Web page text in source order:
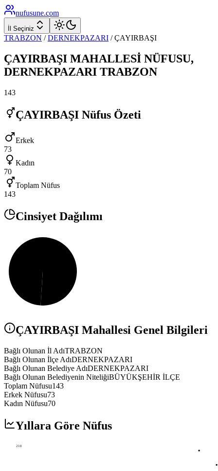
nufusune.com
İl Seçiniz
TRABZON / DERNEKPAZARI /ÇAYIRBAŞI
ÇAYIRBAŞI MAHALLESİ NÜFUSU,
DERNEKPAZARI TRABZON
143
ÇAYIRBAŞI Nüfus Özeti
Erkek
73
Kadın
70
Toplam Nüfus
143
Cinsiyet Dağılımı
ÇAYIRBAŞI Mahallesi Genel Bilgileri
Bağlı Olunan İl AdıTRABZON
Bağlı Olunan İlçe AdıDERNEKPAZARI
Bağlı Olunan Belediye AdıDERNEKPAZARI
Bağlı Olunan Belediyenin NiteliğiBÜYÜKŞEHİR İLÇE
Toplam Nüfusu143
Erkek Nüfusu73
Kadın Nüfusu70
Yıllara Göre Nüfus
210